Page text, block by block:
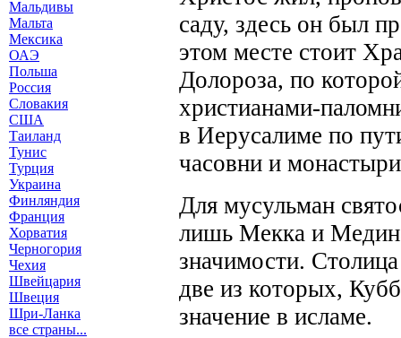
Мальдивы
Мальта
Мексика
ОАЭ
Польша
Россия
Словакия
США
Таиланд
Тунис
Турция
Украина
Финляндия
Франция
Хорватия
Черногория
Чехия
Швейцария
Швеция
Шри-Ланка
все страны...
саду, здесь он был
этом месте стоит
Долороза, по
христианами-
в Иерусалиме по
часовни и
Для мусульман
лишь Мекка и
значимости.
две из которых,
значение в исламе.